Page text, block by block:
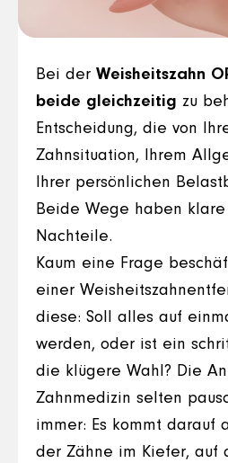
Bei der Weisheitszahn
beide gleichzeitig zu
Entscheidung, die von
Zahnsituation, Ihrem
Ihrer persönlichen
Beide Wege haben klare
Nachteile.
Kaum eine Frage
einer
diese: Soll alles auf
werden, oder ist ein
die klügere Wahl? Die
Zahnmedizin selten
immer: Es kommt darauf
der Zähne im Kiefer, auf